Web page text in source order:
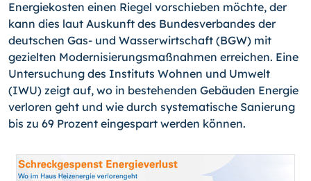
Energiekosten einen Riegel vorschieben möchte, der
kann dies laut Auskunft des Bundesverbandes der
deutschen Gas- und Wasserwirtschaft (BGW) mit
gezielten Modernisierungsmaßnahmen erreichen. Eine
Untersuchung des Instituts Wohnen und Umwelt
(IWU) zeigt auf, wo in bestehenden Gebäuden Energie
verloren geht und wie durch systematische Sanierung
bis zu 69 Prozent eingespart werden können.